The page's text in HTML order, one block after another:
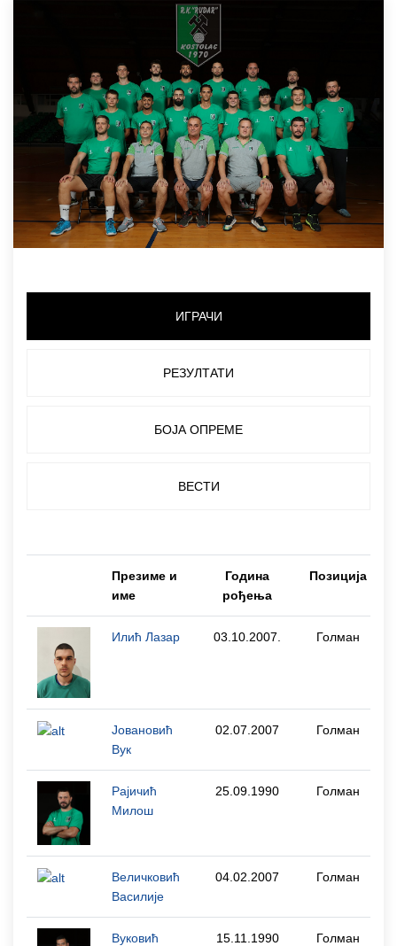
ИГРАЧИ
РЕЗУЛТАТИ
БОЈА ОПРЕМЕ
ВЕСТИ
Презиме и
име
Година
рођења
Позиција
Илић Лазар 03.10.2007. Голман
Јовановић
Вук
02.07.2007 Голман
Рајичић
Милош
25.09.1990 Голман
Величковић
Василије
04.02.2007 Голман
Вуковић
15.11.1990 Голман